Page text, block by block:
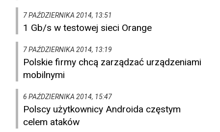
7 PAŹDZIERNIKA 2014, 13:51
1 Gb/s w testowej sieci Orange
7 PAŹDZIERNIKA 2014, 13:19
Polskie firmy chcą zarządzać urządzeniami
mobilnymi
6 PAŹDZIERNIKA 2014, 15:47
Polscy użytkownicy Androida częstym
celem ataków